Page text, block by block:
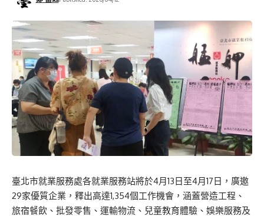
臺北市就業服務處各就業服務站將於4月13日至4月17日，廣邀
29家優質企業，釋出高達1,354個工作機會，涵蓋營造工程、
旅宿餐飲、批發零售、運輸物流、兒童教育體驗、娛樂服務及